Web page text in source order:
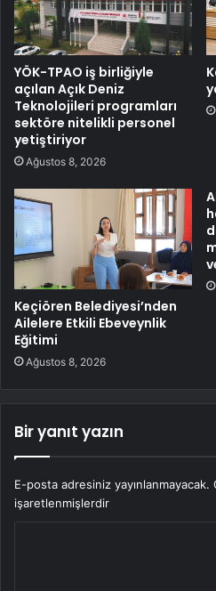
YÖK-TPAO iş birliğiyle
açılan Açık Deniz
Teknolojileri programları
sektöre nitelikli personel
yetiştiriyor
Ağustos 8, 2026
Keçiören Belediyesi’nden
Ailelere Etkili Ebeveynlik
Eğitimi
Ağustos 8, 2026
Bir yanıt yazın
E-posta adresiniz yayınlanmayacak.
işaretlenmişlerdir